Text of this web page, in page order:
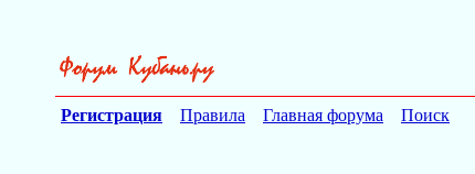
Регистрация Правила Главная форума Поиск